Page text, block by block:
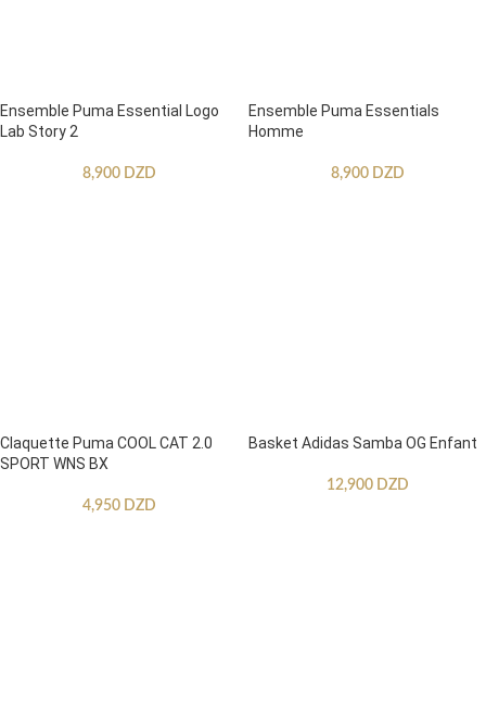
Ensemble Puma Essential Logo
Lab Story 2
8,900 DZD
Ensemble Puma Essentials
Homme
8,900 DZD
Claquette Puma COOL CAT 2.0
SPORT WNS BX
4,950 DZD
Basket Adidas Samba OG Enfant
12,900 DZD